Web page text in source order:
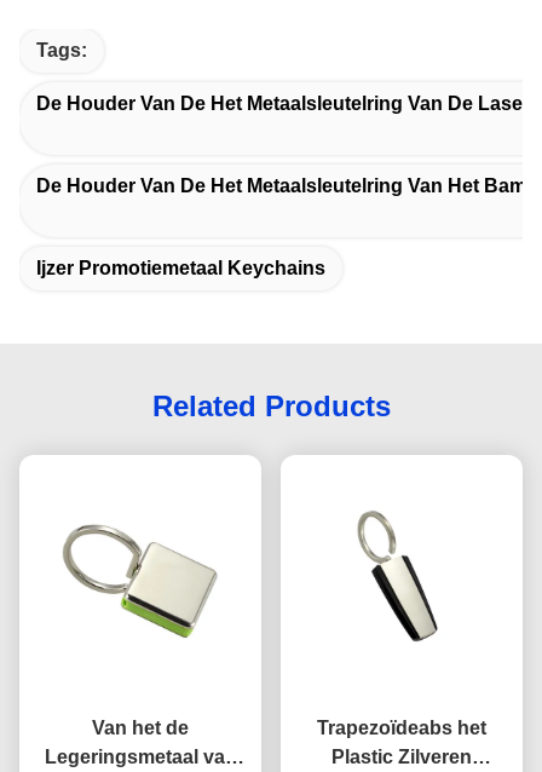
Tags:
De Houder Van De Het Metaalsleutelring Van De
De Houder Van De Het Metaalsleutelring Van Het
Ijzer Promotiemetaal Keychains
Related Products
Van het de
Legeringsmetaal van
Trapezoïdeabs het
Plastic Zilveren